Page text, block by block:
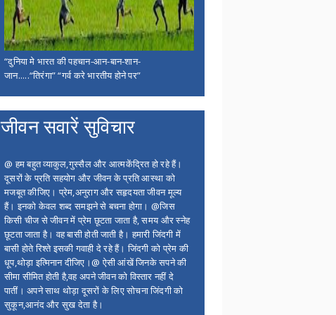
“दुनिया मे भारत की पहचान-आन-बान-शान-
जान.....“तिरंगा” “गर्व करे भारतीय होने पर”
जीवन सवारें सुविचार
@ हम बहुत व्याकुल,गुस्सैल और आत्मकेंद्रित हो रहे हैं।
दूसरों के प्रति सहयोग और जीवन के प्रति आस्था को
मजबूत कीजिए। प्रेम,अनुराग और सहृदयता जीवन मूल्य
हैं। इनको केवल शब्द समझने से बचना होगा। @जिस
किसी चीज से जीवन में प्रेम छूटता जाता है, समय और स्नेह
छूटता जाता है। वह बासी होती जाती है। हमारी जिंदगी में
बासी होते रिश्ते इसकी गवाही दे रहे हैं। जिंदगी को प्रेम की
धूप,थोड़ा इत्मिनान दीजिए।@ ऐसी आंखें जिनके सपने की
सीमा सीमित होती है,वह अपने जीवन को विस्तार नहीं दे
पातीं। अपने साथ थोड़ा दूसरों के लिए सोचना जिंदगी को
सुकून,आनंद और सुख देता है।